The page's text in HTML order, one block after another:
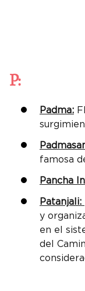
P:
Padma:
famosa
Pancha
Patanjali:
y
en el
del